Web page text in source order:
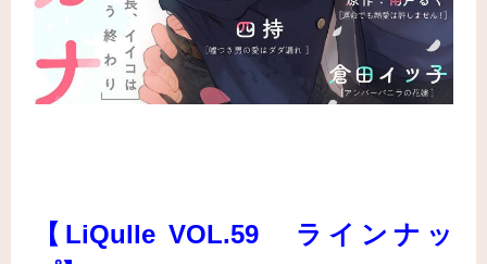
【LiQulle VOL.59 ラインナッ